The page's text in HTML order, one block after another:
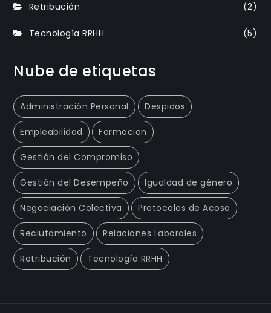
Retribución (2)
Tecnología RRHH (5)
Nube de etiquetas
Administración Personal Despidos
Empleabilidad Formacion
Gestión del Compromiso
Gestión del Desempeño Igualdad de género
Negociación Colectiva Protocolos de Acoso
Reclutamiento Relaciones Laborales
Retribución Tecnología RRHH